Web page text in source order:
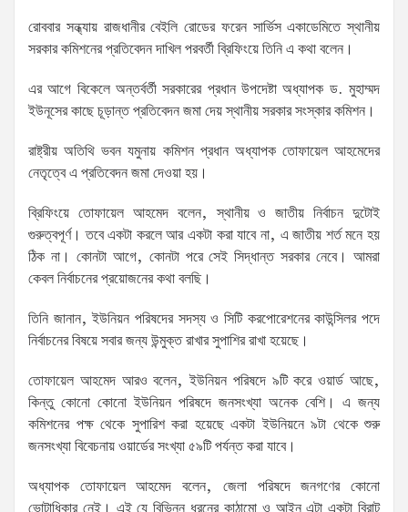
রোববার সন্ধ্যায় রাজধানীর বেইলি রোডের ফরেন সার্ভিস একাডেমিতে স্থানীয়
সরকার কমিশনের প্রতিবেদন দাখিল পরবর্তী ব্রিফিংয়ে তিনি এ কথা বলেন।
এর আগে বিকেলে অন্তর্বর্তী সরকারের প্রধান উপদেষ্টা অধ্যাপক ড. মুহাম্মদ
ইউনূসের কাছে চূড়ান্ত প্রতিবেদন জমা দেয় স্থানীয় সরকার সংস্কার কমিশন।
রাষ্ট্রীয় অতিথি ভবন যমুনায় কমিশন প্রধান অধ্যাপক তোফায়েল আহমেদের
নেতৃত্বে এ প্রতিবেদন জমা দেওয়া হয়।
ব্রিফিংয়ে তোফায়েল আহমেদ বলেন, স্থানীয় ও জাতীয় নির্বাচন দুটোই
গুরুত্বপূর্ণ। তবে একটা করলে আর একটা করা যাবে না, এ জাতীয় শর্ত মনে হয়
ঠিক না। কোনটা আগে, কোনটা পরে সেই সিদ্ধান্ত সরকার নেবে। আমরা
কেবল নির্বাচনের প্রয়োজনের কথা বলছি।
তিনি জানান, ইউনিয়ন পরিষদের সদস্য ও সিটি করপোরেশনের কাউন্সিলর পদে
নির্বাচনের বিষয়ে সবার জন্য উন্মুক্ত রাখার সুপাশির রাখা হয়েছে।
তোফায়েল আহমেদ আরও বলেন, ইউনিয়ন পরিষদে ৯টি করে ওয়ার্ড আছে,
কিন্তু কোনো কোনো ইউনিয়ন পরিষদে জনসংখ্যা অনেক বেশি। এ জন্য
কমিশনের পক্ষ থেকে সুপারিশ করা হয়েছে একটা ইউনিয়নে ৯টা থেকে শুরু
জনসংখ্যা বিবেচনায় ওয়ার্ডের সংখ্যা ৫৯টি পর্যন্ত করা যাবে।
অধ্যাপক তোফায়েল আহমেদ বলেন, জেলা পরিষদে জনগণের কোনো